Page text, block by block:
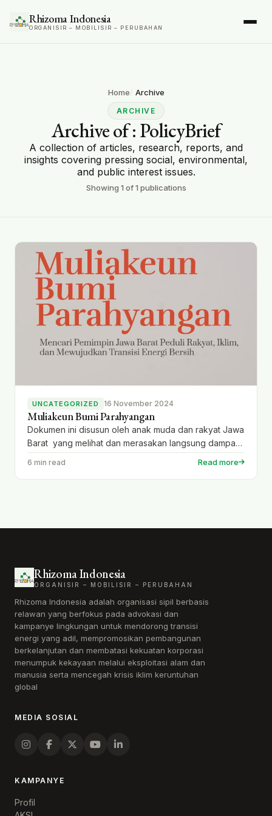
Rhizoma Indonesia
ORGANISIR – MOBILISIR – PERUBAHAN
Home Archive
ARCHIVE
Archive of: PolicyBrief
A collection of articles, research, reports, and
insights covering pressing social, environmental,
and public interest issues.
Showing 1 of1 publications
UNCATEGORIZED 16 November 2024
Muliakeun Bumi Parahyangan
Dokumen ini disusun oleh anak muda dan rakyat Jawa
Barat yang melihat dan merasakan langsung dampak
perubahan iklim. Kami berharap Gubernur Jawa Barat
6 min read Read more
Rhizoma Indonesia
ORGANISIR – MOBILISIR – PERUBAHAN
Rhizoma Indonesia adalah organisasi sipil berbasis
relawan yang berfokus pada advokasi dan
kampanye lingkungan untuk mendorong transisi
energi yang adil, mempromosikan pembangunan
berkelanjutan dan membatasi kekuatan korporasi
menumpuk kekayaan melalui eksploitasi alam dan
manusia serta mencegah krisis iklim keruntuhan
global
MEDIA SOSIAL
KAMPANYE
Profil